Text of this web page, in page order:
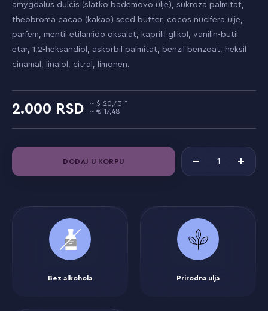
amygdalus dulcis (slatko bademovo ulje), sukroza palmitat,
theobroma cacao (kakao) seed butter, cocos nucifera ulje,
parfem, mentil etilamido oksalat, kaprilil glikol, vanilin-butil
etar, 1,2-heksandiol, askorbil palmitat, benzil benzoat, heksil
cinamal, linalol, citral, limonen.
2.000
20,43
17,48
DODAJ U KORPU
Bez alkohola Prirodna ulja